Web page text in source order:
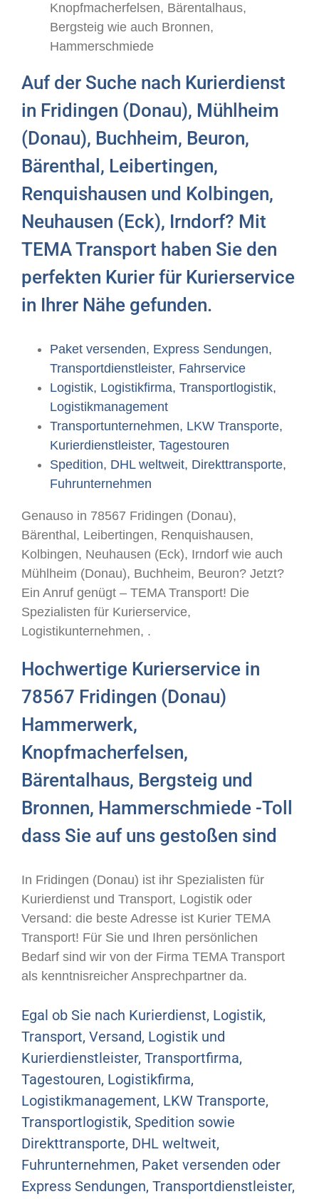
Knopfmacherfelsen, Bärentalhaus,
Bergsteig wie auch Bronnen,
Hammerschmiede
Auf der Suche nach Kurierdienst
in Fridingen (Donau), Mühlheim
(Donau), Buchheim, Beuron,
Bärenthal, Leibertingen,
Renquishausen und Kolbingen,
Neuhausen (Eck), Irndorf? Mit
TEMA Transport haben Sie den
perfekten Kurier für Kurierservice
in Ihrer Nähe gefunden.
Paket versenden, Express Sendungen,
Transportdienstleister, Fahrservice
Logistik, Logistikfirma, Transportlogistik,
Logistikmanagement
Transportunternehmen, LKW Transporte,
Kurierdienstleister, Tagestouren
Spedition, DHL weltweit, Direkttransporte,
Fuhrunternehmen
Genauso in 78567 Fridingen (Donau),
Bärenthal, Leibertingen, Renquishausen,
Kolbingen, Neuhausen (Eck), Irndorf wie auch
Mühlheim (Donau), Buchheim, Beuron? Jetzt?
Ein Anruf genügt – TEMA Transport! Die
Spezialisten für Kurierservice,
Logistikunternehmen, .
Hochwertige Kurierservice in
78567 Fridingen (Donau)
Hammerwerk,
Knopfmacherfelsen,
Bärentalhaus, Bergsteig und
Bronnen, Hammerschmiede -Toll
dass Sie auf uns gestoßen sind
In Fridingen (Donau) ist ihr Spezialisten für
Kurierdienst und Transport, Logistik oder
Versand: die beste Adresse ist Kurier TEMA
Transport! Für Sie und Ihren persönlichen
Bedarf sind wir von der Firma TEMA Transport
als kenntnisreicher Ansprechpartner da.
Egal ob Sie nach Kurierdienst, Logistik,
Transport, Versand, Logistik und
Kurierdienstleister, Transportfirma,
Tagestouren, Logistikfirma,
Logistikmanagement, LKW Transporte,
Transportlogistik, Spedition sowie
Direkttransporte, DHL weltweit,
Fuhrunternehmen, Paket versenden oder
Express Sendungen, Transportdienstleister,